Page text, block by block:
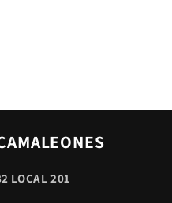
LOCAL 201